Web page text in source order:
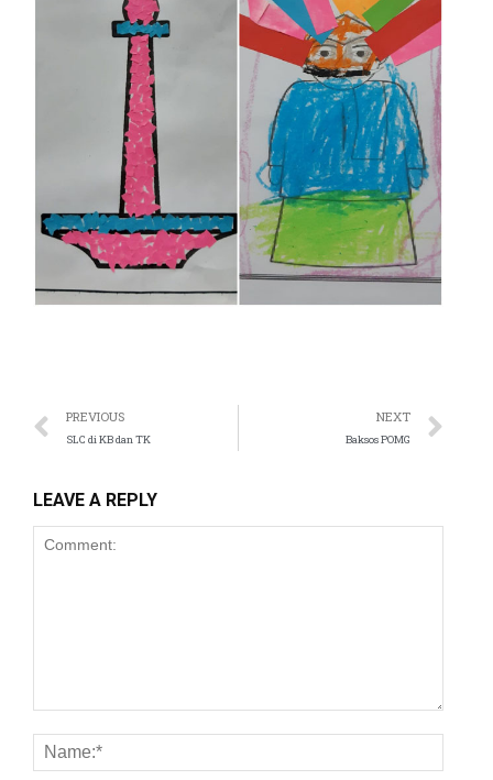
PREVIOUS
SLC di KB dan TK
NEXT
Baksos POMG
LEAVE A REPLY